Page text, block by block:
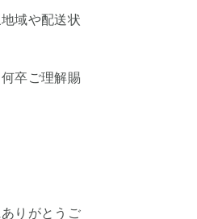
域や配送状
卒ご理解賜
りがとうご